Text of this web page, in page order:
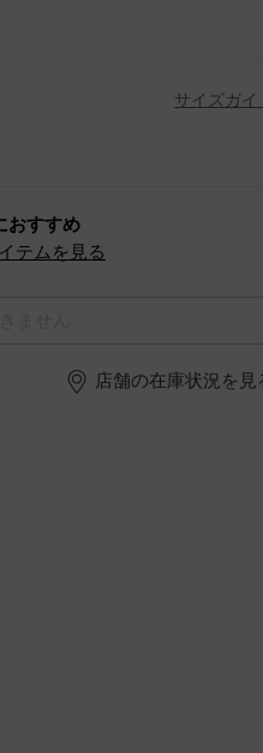
サイズガイ
おすすめ
テムを見る
店舗の在庫状況を見